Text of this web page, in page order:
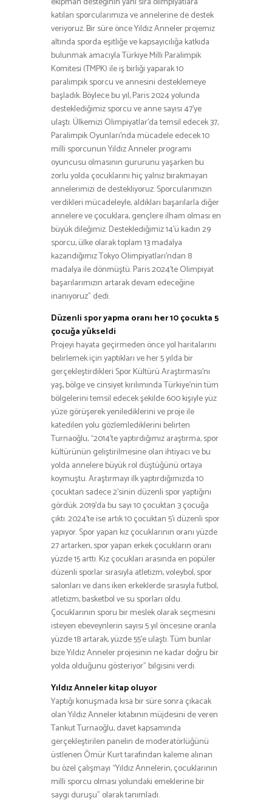
katılan sporcularımıza ve annelerine de destek
veriyoruz. Bir süre önce Yıldız Anneler projemiz
altında sporda eşitliğe ve kapsayıcılığa katkıda
bulunmak amacıyla Türkiye Milli Paralimpik
Komitesi (TMPK) ile iş birliği yaparak 10
paralimpik sporcu ve annesini desteklemeye
başladık. Böylece bu yıl, Paris 2024 yolunda
desteklediğimiz sporcu ve anne sayısı 47’ye
ulaştı. Ülkemizi Olimpiyatlar’da temsil edecek 37,
Paralimpik Oyunları’nda mücadele edecek 10
milli sporcunun Yıldız Anneler programı
oyuncusu olmasının gururunu yaşarken bu
zorlu yolda çocuklarını hiç yalnız bırakmayan
annelerimizi de destekliyoruz. Sporcularımızın
verdikleri mücadeleyle, aldıkları başarılarla diğer
annelere ve çocuklara, gençlere ilham olması en
büyük dileğimiz. Desteklediğimiz 14’ü kadın 29
sporcu, ülke olarak toplam 13 madalya
kazandığımız Tokyo Olimpiyatları’ndan 8
madalya ile dönmüştü. Paris 2024’te Olimpiyat
başarılarımızın artarak devam edeceğine
inanıyoruz” dedi.
Düzenli spor yapma oranı her 10 çocukta 5
çocuğa yükseldi
Projeyi hayata geçirmeden önce yol haritalarını
belirlemek için yaptıkları ve her 5 yılda bir
gerçekleştirdikleri Spor Kültürü Araştırması’nı
yaş, bölge ve cinsiyet kırılımında Türkiye’nin tüm
bölgelerini temsil edecek şekilde 600 kişiyle yüz
yüze görüşerek yenilediklerini ve proje ile
katedilen yolu gözlemlediklerini belirten
Turnaoğlu, “2014’te yaptırdığımız araştırma, spor
kültürünün geliştirilmesine olan ihtiyacı ve bu
yolda annelere büyük rol düştüğünü ortaya
koymuştu. Araştırmayı ilk yaptırdığımızda 10
çocuktan sadece 2’sinin düzenli spor yaptığını
gördük. 2019’da bu sayı 10 çocuktan 3 çocuğa
çıktı. 2024’te ise artık 10 çocuktan 5’i düzenli spor
yapıyor. Spor yapan kız çocuklarının oranı yüzde
27 artarken, spor yapan erkek çocukların oranı
yüzde 15 arttı. Kız çocukları arasında en popüler
düzenli sporlar sırasıyla atletizm, voleybol, spor
salonları ve dans iken erkeklerde sırasıyla futbol,
atletizm, basketbol ve su sporları oldu.
Çocuklarının sporu bir meslek olarak seçmesini
isteyen ebeveynlerin sayısı 5 yıl öncesine oranla
yüzde 18 artarak, yüzde 55’e ulaştı. Tüm bunlar
bize Yıldız Anneler projesinin ne kadar doğru bir
yolda olduğunu gösteriyor” bilgisini verdi.
Yıldız Anneler kitap oluyor
Yaptığı konuşmada kısa bir süre sonra çıkacak
olan Yıldız Anneler kitabının müjdesini de veren
Tankut Turnaoğlu, davet kapsamında
gerçekleştirilen panelin de moderatörlüğünü
üstlenen Ömür Kurt tarafından kaleme alınan
bu özel çalışmayı “Yıldız Annelerin, çocuklarının
milli sporcu olması yolundaki emeklerine bir
saygı duruşu” olarak tanımladı.